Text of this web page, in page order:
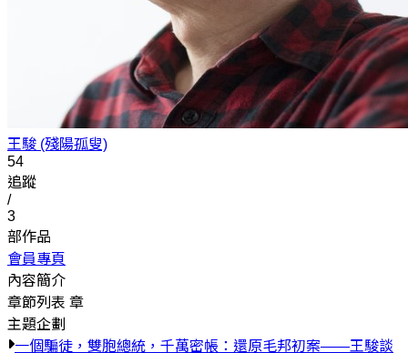
王駿 (殘陽孤叟)
54
追蹤
/
3
部作品
會員專頁
內容簡介
章節列表 章
主題企劃
一個騙徒，雙胞總統，千萬密帳：還原毛邦初案——王駿談